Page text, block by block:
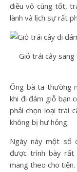
điều vô cùng tốt,
lành và lịch sự rất
Giỏ trái cây
Ông bà ta thường
khi đi đám giỗ bạn
phải chọn loại trái
không bị hư hỏng.
Ngày này một số
được trình bày rất
mang theo cho tiện.